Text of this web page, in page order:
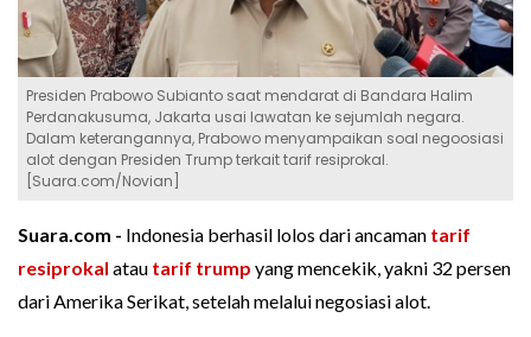
Presiden Prabowo Subianto saat mendarat di Bandara Halim
Perdanakusuma, Jakarta usai lawatan ke sejumlah negara.
Dalam keterangannya, Prabowo menyampaikan soal negoosiasi
alot dengan Presiden Trump terkait tarif resiprokal.
[Suara.com/Novian]
Suara.com - Indonesia berhasil lolos dari ancaman tarif
resiprokal atau tarif trump yang mencekik, yakni 32 persen
dari Amerika Serikat, setelah melalui negosiasi alot.